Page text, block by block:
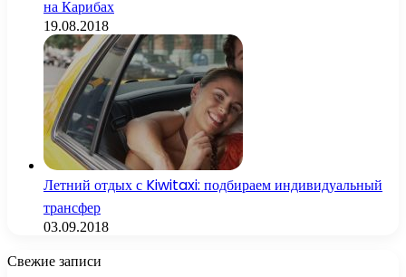
на Карибах
19.08.2018
Летний отдых с Kiwitaxi: подбираем индивидуальный
трансфер
03.09.2018
Свежие записи